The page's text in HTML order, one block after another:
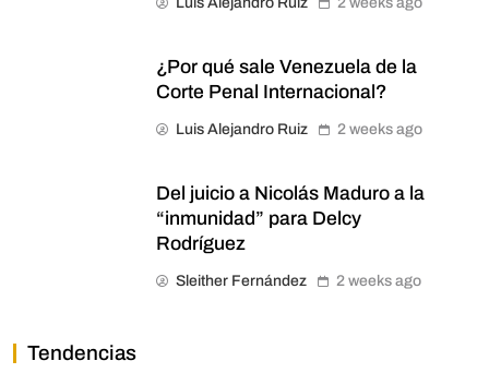
¿Por qué sale Venezuela de la
Corte Penal Internacional?
Luis Alejandro Ruiz 2 weeks ago
Del juicio a Nicolás Maduro a la
“inmunidad” para Delcy
Rodríguez
Sleither Fernández 2 weeks ago
Tendencias